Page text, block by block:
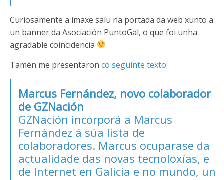
Curiosamente a imaxe saíu na portada da web xunto a
un banner da Asociación PuntoGal, o que foi unha
agradable coincidencia
Tamén me presentaron co seguinte texto:
Marcus Fernández, novo colaborador
de GZNación
GZNación incorporá a Marcus
Fernández á súa lista de
colaboradores. Marcus ocuparase da
actualidade das novas tecnoloxías, e
de Internet en Galicia e no mundo, un